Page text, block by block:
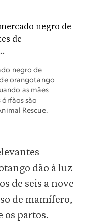
negro de
orangotango
as mães
são
Rescue.
dão à luz
de seis a nove
de mamífero,
os partos.